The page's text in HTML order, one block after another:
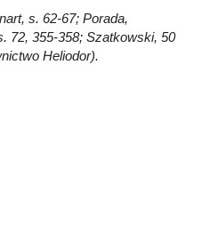
s. 62-67; Porada,
72, 355-358; Szatkowski, 50
Heliodor).